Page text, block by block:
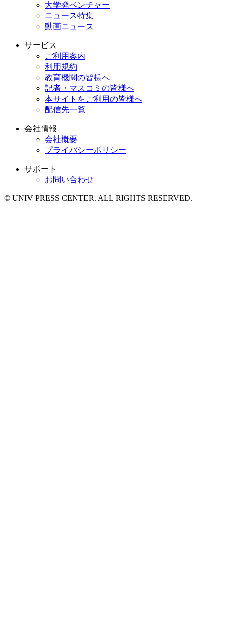
大学発ベンチャー
ニュース特集
動画ニュース
サービス
ご利用案内
利用規約
教育機関の皆様へ
記者・マスコミの皆様へ
本サイトをご利用の皆様へ
配信先一覧
会社情報
会社概要
プライバシーポリシー
サポート
お問い合わせ
© UNIV PRESS CENTER. ALL RIGHTS RESERVED.